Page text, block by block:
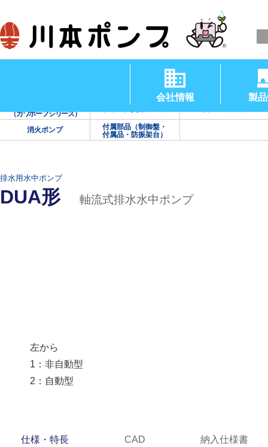
会社情報 製
（温水用水中ポンプ）
（カワホープシリーズ）
消火ポンプ
付属部品（制御盤・
付属品・防振架台）
排水用水中ポンプ
DUA形 軸流式排水水中ポンプ
左から
1：非自動型
2：自動型
仕様・特長 CAD 納入仕様書